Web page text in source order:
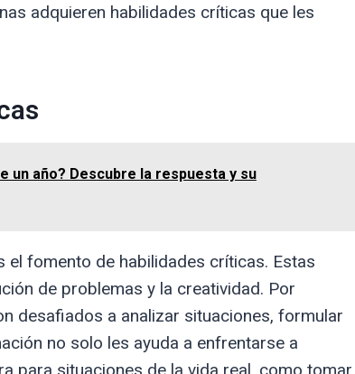
adquieren habilidades críticas que les
un año? Descubre la respuesta y su
el fomento de habilidades críticas. Estas
de problemas y la creatividad. Por
desafiados a analizar situaciones, formular
no solo les ayuda a enfrentarse a
para situaciones de la vida real, como tomar